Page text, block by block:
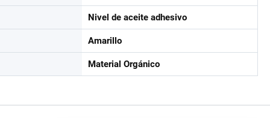
Nivel de aceite adhesivo
Amarillo
Material Orgánico